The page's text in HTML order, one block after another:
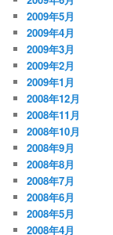
2009年5月
2009年4月
2009年3月
2009年2月
2009年1月
2008年12月
2008年11月
2008年10月
2008年9月
2008年8月
2008年7月
2008年6月
2008年5月
2008年4月